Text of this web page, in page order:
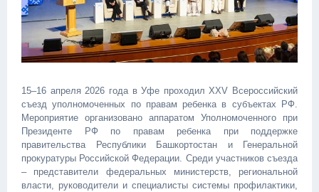
15–16 апреля 2026 года в Уфе проходил XXV Всероссийский
съезд уполномоченных по правам ребенка в субъектах РФ.
Мероприятие организовано аппаратом Уполномоченного при
Президенте РФ по правам ребенка при поддержке
правительства Республики Башкортостан и Генеральной
прокуратуры Российской Федерации. Среди участников съезда
– представители федеральных министерств, региональной
власти, руководители и специалисты системы профилактики,